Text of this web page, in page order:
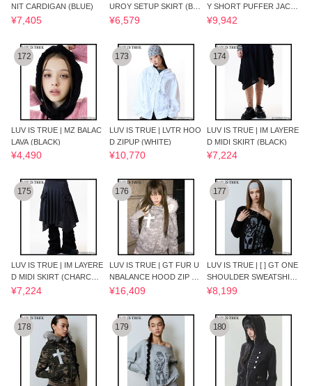
NIT CARDIGAN (BLUE)
¥7,405
UROY SETUP SKIRT (BLA
CK)
¥6,579
Y SHORT PUFFER JACKE
T (PINK)
¥9,942
172
LUV IS TRUE | MZ BALAC
LAVA (BLACK)
¥4,490
173
LUV IS TRUE | LVTR HOO
D ZIPUP (WHITE)
¥10,770
174
LUV IS TRUE | IM LAYERE
D MIDI SKIRT (BLACK)
¥7,224
175
LUV IS TRUE | IM LAYERE
D MIDI SKIRT (CHARCOA
L)
¥7,224
176
LUV IS TRUE | GT FUR U
NBALANCE HOOD ZIP UP
(GRAY)
¥16,409
177
LUV IS TRUE | [ ] GT ONE
SHOULDER SWEATSHIRT
(BLACK)
¥8,199
178 179 180